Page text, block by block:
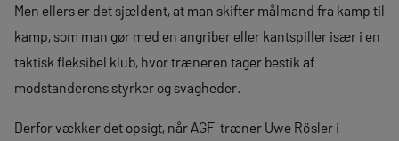
Men ellers er det sjældent, at man skifter målmand fra kamp til
kamp, som man gør med en angriber eller kantspiller især i en
taktisk fleksibel klub, hvor træneren tager bestik af
modstanderens styrker og svagheder.
Derfor vækker det opsigt, når AGF-træner Uwe Rösler i